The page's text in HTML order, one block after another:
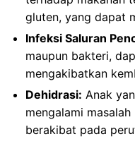
gluten, yang dapat
Infeksi Saluran
maupun bakteri,
mengakibatkan
Dehidrasi: Anak
mengalami
berakibat pada